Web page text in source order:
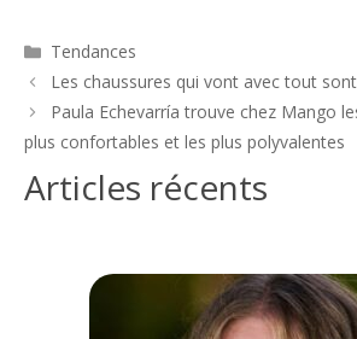
Catégories
Tendances
Navigation
des
Les chaussures qui vont avec tout
Paula Echevarría trouve chez Mango
plus confortables et les plus polyvalentes
Articles récents